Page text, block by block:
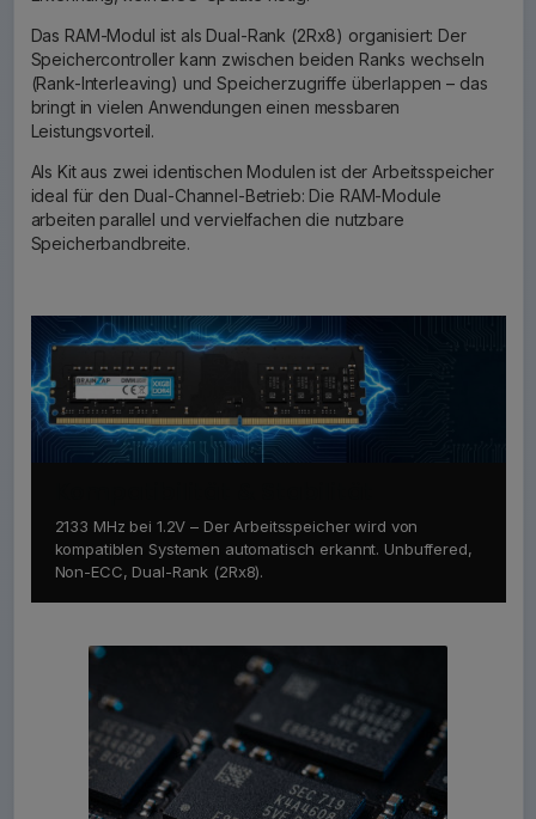
Das RAM-Modul ist als Dual-Rank (2Rx8) organisiert: Der
Speichercontroller kann zwischen beiden Ranks wechseln
(Rank-Interleaving) und Speicherzugriffe überlappen – das
bringt in vielen Anwendungen einen messbaren
Leistungsvorteil.
Als Kit aus zwei identischen Modulen ist der Arbeitsspeicher
ideal für den Dual-Channel-Betrieb: Die RAM-Module
arbeiten parallel und vervielfachen die nutzbare
Speicherbandbreite.
2133 MHz bei 1.2V – Der Arbeitsspeicher wird von
kompatiblen Systemen automatisch erkannt. Unbuffered,
Non-ECC, Dual-Rank (2Rx8).